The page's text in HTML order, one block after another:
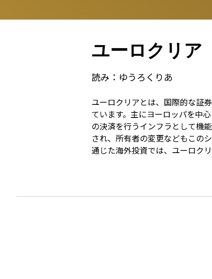
ユーロクリア
読み： ゆうろくりあ
ユーロクリアとは、国際的な証
ています。主にヨーロッパを中
の決済を行うインフラとして機
され、所有者の変更などもこの
通じた海外投資では、ユーロク